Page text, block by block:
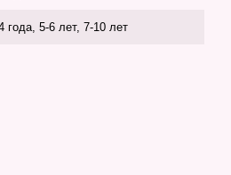
года, 5-6 лет, 7-10 лет